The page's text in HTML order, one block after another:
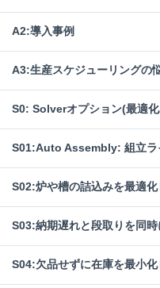
A2:導入事例
A3:生産スケジューリングの
S0: Solverオプション(最適
S01:Auto Assembly: 組立ラ
S02:炉や槽の詰込みを最適化
S03:納期遅れと段取りを同
S04:欠品せずに在庫を最小化